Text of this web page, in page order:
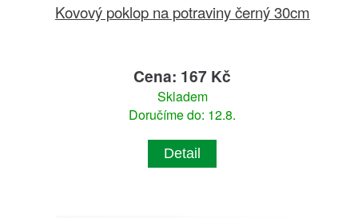
Kovový poklop na potraviny černý 30cm
Cena: 167 Kč
Skladem
Doručíme do: 12.8.
Detail